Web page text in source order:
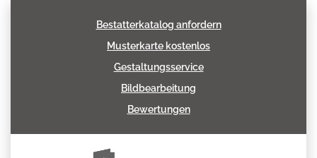
Bestatterkatalog anfordern
Musterkarte kostenlos
Gestaltungsservice
Bildbearbeitung
Bewertungen